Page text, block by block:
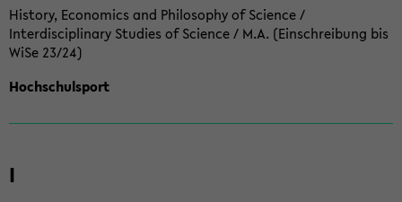
History, Economics and Philosophy of Science /
Interdisciplinary Studies of Science / M.A. (Einschreibung bis
WiSe 23/24)
Hochschulsport
I